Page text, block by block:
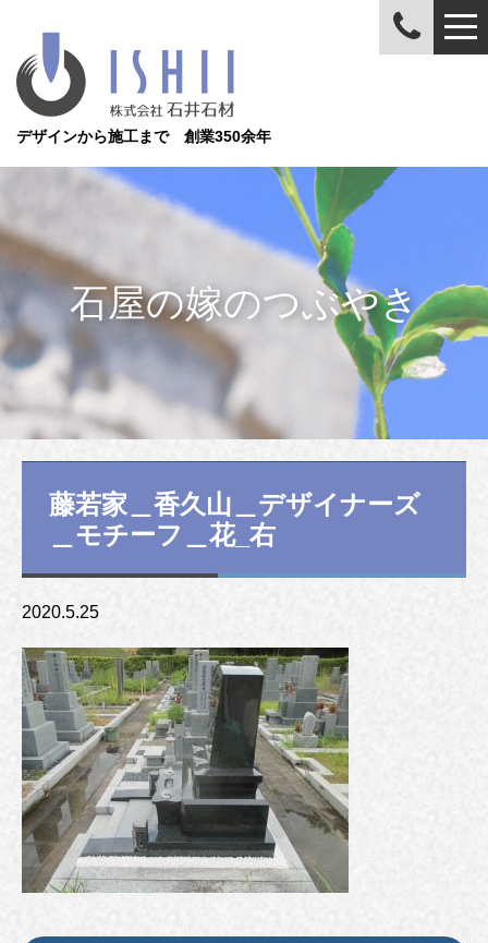
デザインから施工まで 創業350余年
石屋の嫁のつぶやき
藤若家＿香久山＿デザイナーズ
＿モチーフ＿花_右
2020.5.25